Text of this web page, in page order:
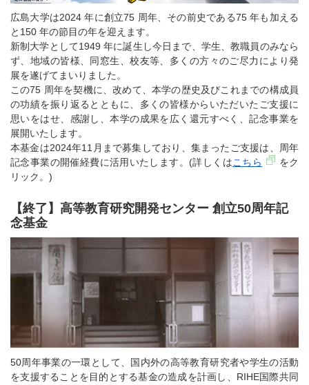
広島大学は2024 年に創立75 周年、その前史である75 年も加える
と150 年の節目の年を迎えます。
新制大学として1949 年に誕生し今日まで、学生、教職員のみなら
ず、地域の皆様、同窓生、校友等、多くの方々のご尽力により発
展を遂げてまいりました。
この75 周年を契機に、改めて、本学の歴史及びこれまでの構成員
の功績を振り返るとともに、多くの皆様からいただいたご支援に
思いをはせ、感謝し、本学の成果を広く還元すべく、記念事業を
展開いたします。
本基金は2024年11月まで募集しており、集まったご支援は、周年
記念事業の開催経費に活用いたします。(詳しくはこちら
をク
リック。)
【終了】高等教育研究開発センター 創立50周年記
念基金
50周年事業の一環として、国内外の高等教育研究者や学生の活動
を支援することを目的とする基金の造成を計画し、RIHE国際共同